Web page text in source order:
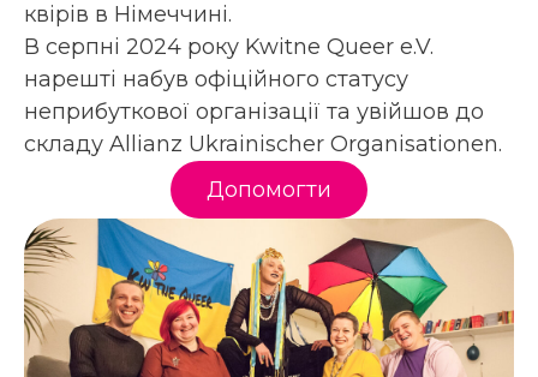
квірів в Німеччині.
В серпні 2024 року Kwitne Queer e.V.
нарешті набув офіційного статусу
неприбуткової організації та увійшов до
складу Allianz Ukrainischer Organisationen.
Допомогти